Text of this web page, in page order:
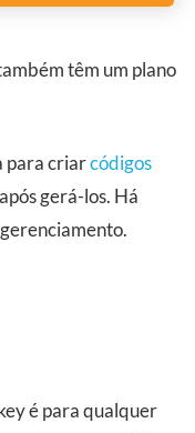
têm um plano
para criarcódigos
gerá-los. Há
é para qualquer